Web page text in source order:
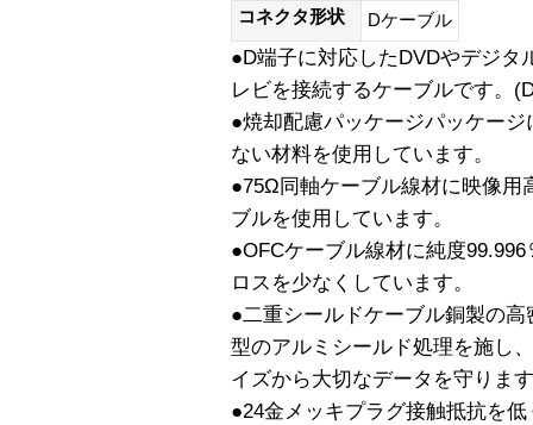
コネクタ形状
Dケーブル
●D端子に対応したDVDやデジタ
レビを接続するケーブルです。
●焼却配慮パッケージパッケー
ない材料を使用しています。
●75Ω同軸ケーブル線材に映像
ブルを使用しています。
●OFCケーブル線材に純度
ロスを少なくしています。
●二重シールドケーブル銅製の
型のアルミシールド処理を施し
イズから大切なデータを守りま
●24金メッキプラグ接触抵抗を